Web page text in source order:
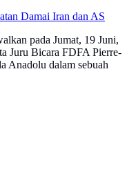
Damai Iran dan AS
pada Jumat, 19 Juni,
Juru Bicara FDFA Pierre-
Anadolu dalam sebuah